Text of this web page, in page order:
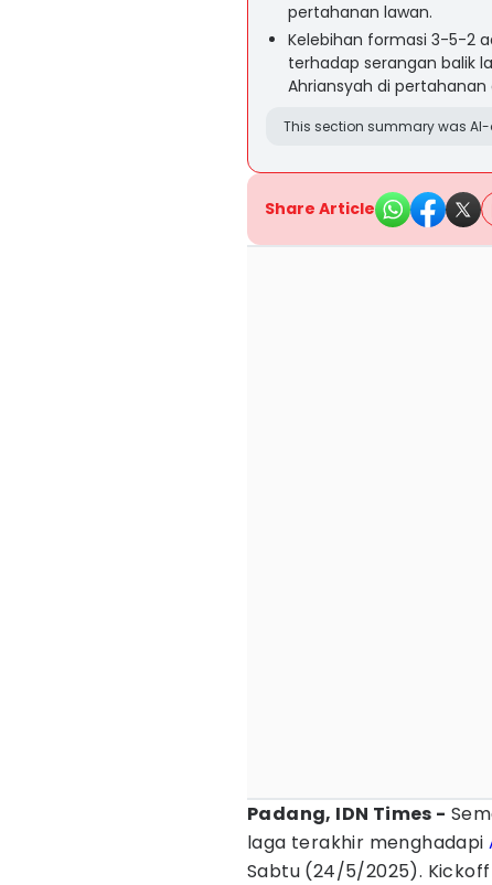
pertahanan lawan.
Kelebihan formasi 3-5-2
terhadap serangan balik
Ahriansyah di
This section summary was
Share Article
Padang, IDN Times -
laga terakhir menghadapi
Sabtu (24/5/2025). Kickoff